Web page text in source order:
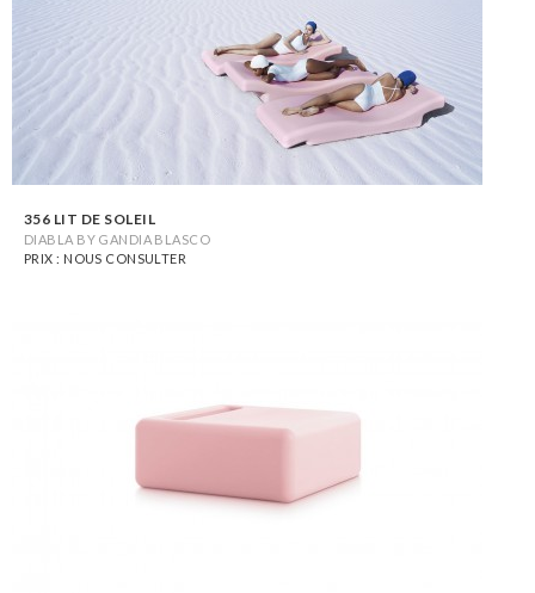
356 LIT DE SOLEIL
DIABLA BY GANDIA BLASCO
PRIX : NOUS CONSULTER